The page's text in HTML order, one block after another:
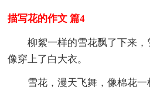
描写花的作文 篇4
柳絮一样的雪花飘了下来
像穿上了白大衣。
雪花，漫天飞舞，像棉花